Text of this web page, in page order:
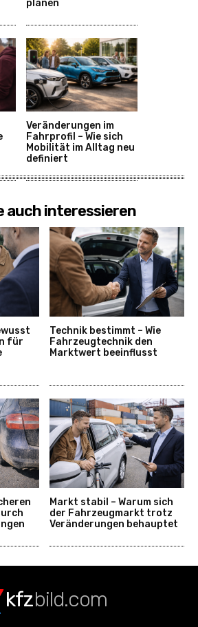
planen
Veränderungen im
Fahrprofil – Wie sich
Mobilität im Alltag neu
definiert
auch interessieren
für
Technik bestimmt – Wie
Fahrzeugtechnik den
Marktwert beeinflusst
Markt stabil – Warum sich
der Fahrzeugmarkt trotz
Veränderungen behauptet
kfzbild.com